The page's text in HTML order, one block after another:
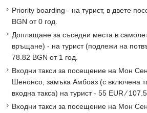
Priority boarding - на турист, в двете
BGN от 0 год.
Доплащане за съседни места в
връщане) - на турист (подлежи на
78.82 BGN от 1 год.
Входни такси за посещение на Мон
Шенонсо, замъка Амбоаз (с включена
входна такса) на турист - 55 EUR ∕
Входни такси за посещение на Мон